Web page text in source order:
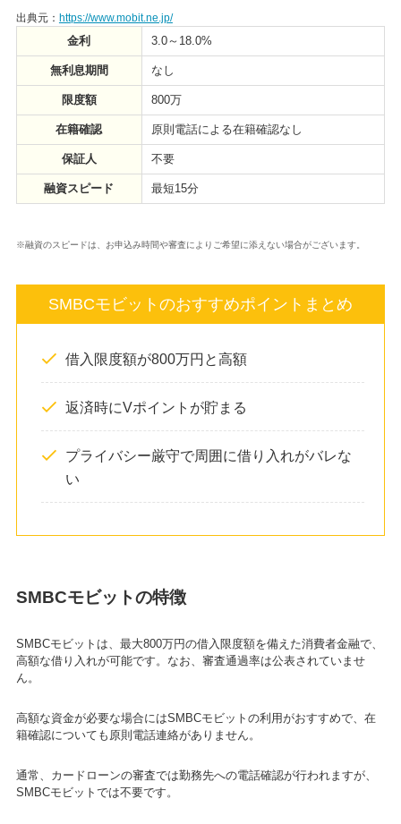
出典元： https://www.mobit.ne.jp/
金利 3.0～18.0%
無利息期間 なし
限度額 800万
在籍確認 原則電話による在籍確認なし
保証人 不要
融資スピード 最短15分
※融資のスピードは、お申込み時間や審査によりご希望に添えない場合がございます。
SMBCモビットのおすすめポイントまとめ
借入限度額が800万円と高額
返済時にVポイントが貯まる
プライバシー厳守で周囲に借り入れがバレな
い
SMBCモビットの特徴
SMBCモビットは、最大800万円の借入限度額を備えた消費者金融で、
高額な借り入れが可能です。なお、審査通過率は公表されていませ
ん。
高額な資金が必要な場合にはSMBCモビットの利用がおすすめで、在
籍確認についても原則電話連絡がありません。
通常、カードローンの審査では勤務先への電話確認が行われますが、
SMBCモビットでは不要です。